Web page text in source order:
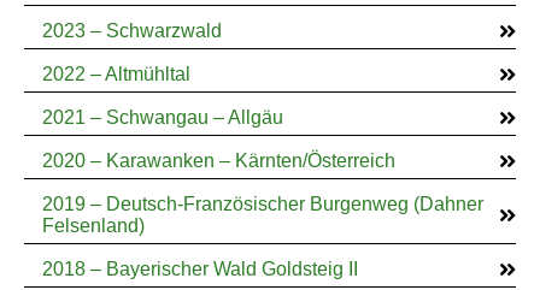
2023 – Schwarzwald
2022 – Altmühltal
2021 – Schwangau – Allgäu
2020 – Karawanken – Kärnten/Österreich
2019 – Deutsch-Französischer Burgenweg (Dahner
Felsenland)
2018 – Bayerischer Wald Goldsteig II